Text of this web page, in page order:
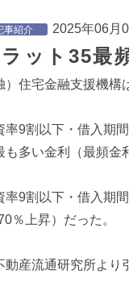
事紹介 2025年06月
ット35最
）住宅金融支援機
率9割以下・借入期
も多い金利（最頻金
率9割以下・借入期
％上昇）だった。
動産流通研究所より